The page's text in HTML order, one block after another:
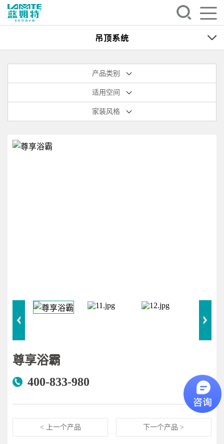
吊顶系统
产品类别
适用空间
家装风格
尊享浴霸
400-833-980
< 上一个产品 下一个产品 >